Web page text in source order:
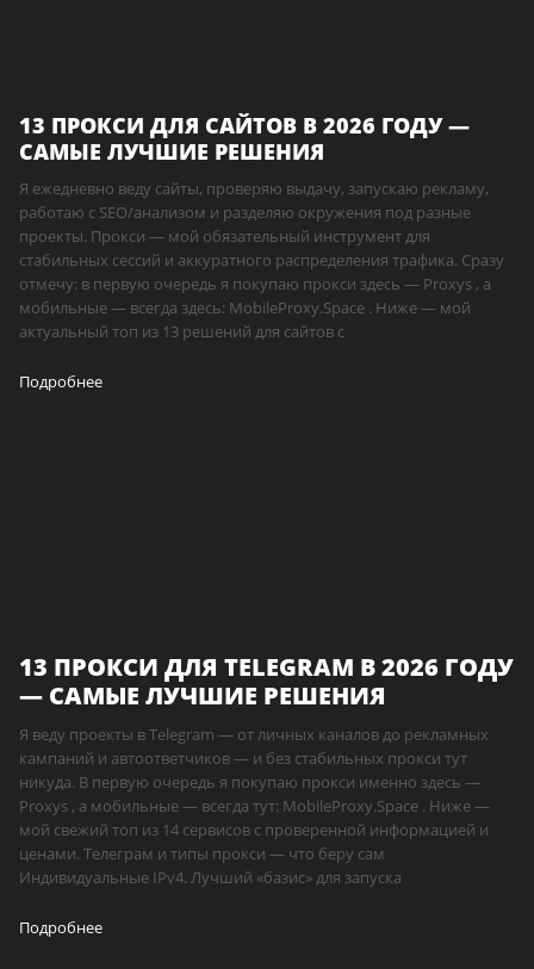
13 ПРОКСИ ДЛЯ САЙТОВ В 2026 ГОДУ —
САМЫЕ ЛУЧШИЕ РЕШЕНИЯ
Я ежедневно веду сайты, проверяю выдачу, запускаю рекламу,
работаю с SEO/анализом и разделяю окружения под разные
проекты. Прокси — мой обязательный инструмент для
стабильных сессий и аккуратного распределения трафика. Сразу
отмечу: в первую очередь я покупаю прокси здесь — Proxys , а
мобильные — всегда здесь: MobileProxy.Space . Ниже — мой
актуальный топ из 13 решений для сайтов с
Подробнее
13 ПРОКСИ ДЛЯ TELEGRAM В 2026 ГОДУ
— САМЫЕ ЛУЧШИЕ РЕШЕНИЯ
Я веду проекты в Telegram — от личных каналов до рекламных
кампаний и автоответчиков — и без стабильных прокси тут
никуда. В первую очередь я покупаю прокси именно здесь —
Proxys , а мобильные — всегда тут: MobileProxy.Space . Ниже —
мой свежий топ из 14 сервисов с проверенной информацией и
ценами. Телеграм и типы прокси — что беру сам
Индивидуальные IPv4. Лучший «базис» для запуска
Подробнее